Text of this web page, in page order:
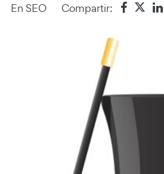
En SEO Compartir: